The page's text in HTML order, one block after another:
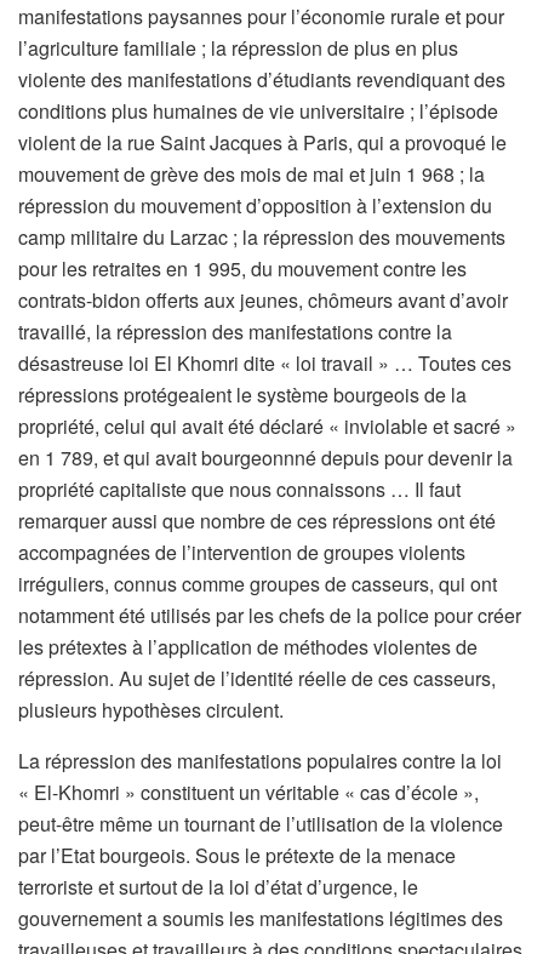
manifestations paysannes pour l’économie rurale et pour
l’agriculture familiale ; la répression de plus en plus
violente des manifestations d’étudiants revendiquant des
conditions plus humaines de vie universitaire ; l’épisode
violent de la rue Saint Jacques à Paris, qui a provoqué le
mouvement de grève des mois de mai et juin 1 968 ; la
répression du mouvement d’opposition à l’extension du
camp militaire du Larzac ; la répression des mouvements
pour les retraites en 1 995, du mouvement contre les
contrats-bidon offerts aux jeunes, chômeurs avant d’avoir
travaillé, la répression des manifestations contre la
désastreuse loi El Khomri dite « loi travail » … Toutes ces
répressions protégeaient le système bourgeois de la
propriété, celui qui avait été déclaré « inviolable et sacré »
en 1 789, et qui avait bourgeonnné depuis pour devenir la
propriété capitaliste que nous connaissons … Il faut
remarquer aussi que nombre de ces répressions ont été
accompagnées de l’intervention de groupes violents
irréguliers, connus comme groupes de casseurs, qui ont
notamment été utilisés par les chefs de la police pour créer
les prétextes à l’application de méthodes violentes de
répression. Au sujet de l’identité réelle de ces casseurs,
plusieurs hypothèses circulent.
La répression des manifestations populaires contre la loi
« El-Khomri » constituent un véritable « cas d’école »,
peut-être même un tournant de l’utilisation de la violence
par l’Etat bourgeois. Sous le prétexte de la menace
terroriste et surtout de la loi d’état d’urgence, le
gouvernement a soumis les manifestations légitimes des